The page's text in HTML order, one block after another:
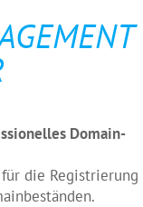
Domain-
die Registrierung